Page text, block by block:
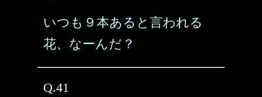
いつも９本あると言われる
花、なーんだ？
Q.41